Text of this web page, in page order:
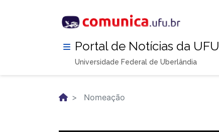
Portal de Notícias da UFU
Universidade Federal de Uberlândia
Nomeação